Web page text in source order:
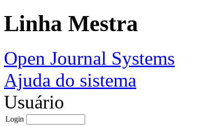
Linha Mestra
Open Journal Systems
Ajuda do sistema
Usuário
Login